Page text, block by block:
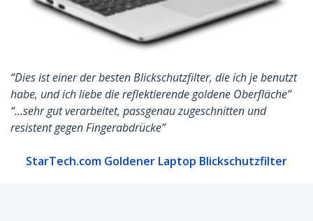
“Dies ist einer der besten Blickschutzfilter, die ich je benutzt
habe, und ich liebe die reflektierende goldene Oberfläche”
“...sehr gut verarbeitet, passgenau zugeschnitten und
resistent gegen Fingerabdrücke”
StarTech.com Goldener Laptop Blickschutzfilter